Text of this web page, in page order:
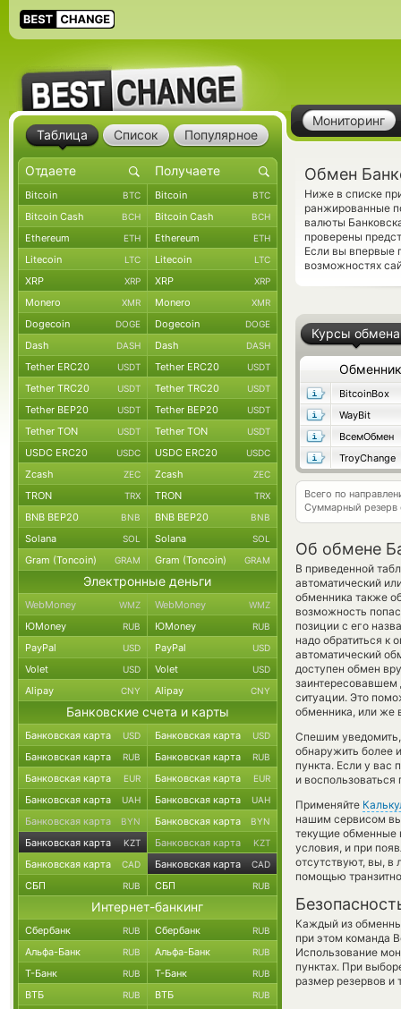
Мониторинг
Обмен
Ниже в списке
ранжированные
валюты
проверены
Если вы впервые
возможностях
Курсы обмена
Обменник
BitcoinBox
WayBit
ВсемОбмен
TroyChange
Всего по
Суммарный резерв
Об обмене
В приведенной
автоматический
обменника также
возможность
позиции с его
надо обратиться к
автоматический
доступен обмен
ситуации. Это
обменника, или же
Спешим
обнаружить более
пункта. Если у вас
и воспользоваться
Применяйте
нашим сервисом
текущие обменные
условия, и при
отсутствуют, вы,
помощью
Каждый из
при этом команда
Использование
пунктах. При
размер резервов и
Таблица Список Популярное
Bitcoin BTC Bitcoin BTC
Bitcoin Cash BCH Bitcoin Cash BCH
Ethereum ETH Ethereum ETH
Litecoin LTC Litecoin LTC
XRP XRP XRP XRP
Monero XMR Monero XMR
Dogecoin DOGE Dogecoin DOGE
Dash DASH Dash DASH
Tether ERC20 USDT Tether ERC20 USDT
Tether TRC20 USDT Tether TRC20 USDT
Tether BEP20 USDT Tether BEP20 USDT
Tether TON USDT Tether TON USDT
USDC ERC20 USDC USDC ERC20 USDC
Zcash ZEC Zcash ZEC
TRON TRX TRON TRX
BNB BEP20 BNB BNB BEP20 BNB
Solana SOL Solana SOL
Gram (Toncoin) GRAM Gram (Toncoin) GRAM
Электронные деньги
WebMoney WMZ WebMoney WMZ
ЮMoney RUB ЮMoney RUB
PayPal USD PayPal USD
Volet USD Volet USD
Alipay CNY Alipay CNY
Банковские счета и карты
Банковская карта USD Банковская карта USD
Банковская карта RUB Банковская карта RUB
Банковская карта EUR Банковская карта EUR
Банковская карта UAH Банковская карта UAH
Банковская карта BYN Банковская карта BYN
Банковская карта KZT Банковская карта KZT
Банковская карта CAD Банковская карта CAD
СБП RUB СБП RUB
Интернет-банкинг
Сбербанк RUB Сбербанк RUB
Альфа-Банк RUB Альфа-Банк RUB
Т-Банк RUB Т-Банк RUB
ВТБ RUB ВТБ RUB